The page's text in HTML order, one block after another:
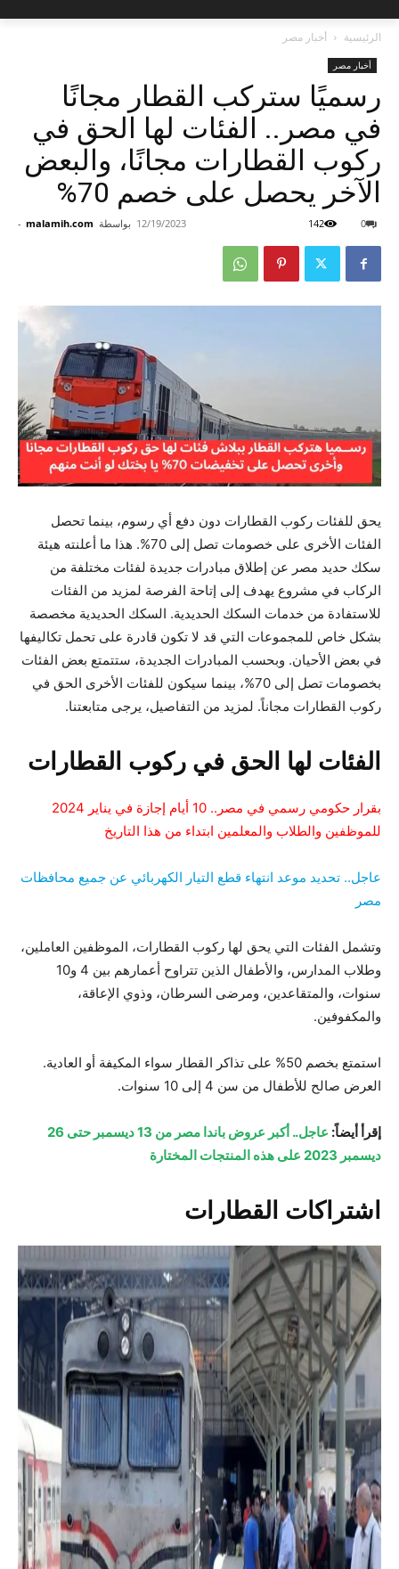
الرئيسية أخبار مصر
أخبار مصر
رسميًا ستركب القطار مجانًا
في مصر.. الفئات لها الحق في
ركوب القطارات مجانًا، والبعض
الآخر يحصل على خصم 70%
بواسطة malamih.com
- 12/19/2023 0
142
يحق للفئات ركوب القطارات دون دفع أي رسوم، بينما تحصل
الفئات الأخرى على خصومات تصل إلى 70%. هذا ما أعلنته هيئة
سكك حديد مصر عن إطلاق مبادرات جديدة لفئات مختلفة من
الركاب في مشروع يهدف إلى إتاحة الفرصة لمزيد من الفئات
للاستفادة من خدمات السكك الحديدية. السكك الحديدية مخصصة
بشكل خاص للمجموعات التي قد لا تكون قادرة على تحمل تكاليفها
في بعض الأحيان. وبحسب المبادرات الجديدة، ستتمتع بعض الفئات
بخصومات تصل إلى 70%، بينما سيكون للفئات الأخرى الحق في
ركوب القطارات مجاناً. لمزيد من التفاصيل، يرجى متابعتنا.
الفئات لها الحق في ركوب القطارات
بقرار حكومي رسمي في مصر.. 10 أيام إجازة في يناير 2024
للموظفين والطلاب والمعلمين ابتداء من هذا التاريخ
عاجل.. تحديد موعد انتهاء قطع التيار الكهربائي عن جميع محافظات
مصر
وتشمل الفئات التي يحق لها ركوب القطارات، الموظفين العاملين،
وطلاب المدارس، والأطفال الذين تتراوح أعمارهم بين 4 و10
سنوات، والمتقاعدين، ومرضى السرطان، وذوي الإعاقة،
والمكفوفين.
استمتع بخصم 50% على تذاكر القطار سواء المكيفة أو العادية.
العرض صالح للأطفال من سن 4 إلى 10 سنوات.
إقرأ أيضاً:
عاجل.. أكبر عروض باندا مصر من 13 ديسمبر حتى 26
ديسمبر 2023 على هذه المنتجات المختارة
اشتراكات القطارات